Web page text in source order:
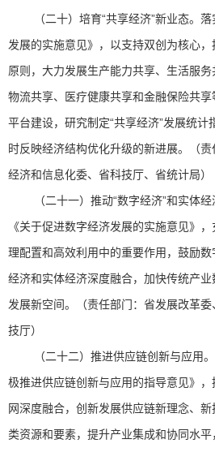
（二十）培育“共享经济”新业态。
发展的实施意见》，以支持双创为核心
原则，大力发展生产能力共享、生活服
物流共享、医疗健康共享和金融保险共
平台建设，研究制定“共享经济”发展统计
时反映经济结构优化升级的新进展。（
经济和信息化委、省科技厅、省统计局）
（二十一）推动“数字经济”和实体
《关于促进数字经济发展的实施意见》
理配置和高效利用中的重要作用，鼓励
经济和实体经济深度融合，加快传统产
发展新空间。（责任部门：省发展改革
技厅）
（二十二）推进供应链创新与应用
极推进供应链创新与应用的指导意见》
网深度融合，创新发展供应链新理念、
类资源和要素，提升产业集成和协同水